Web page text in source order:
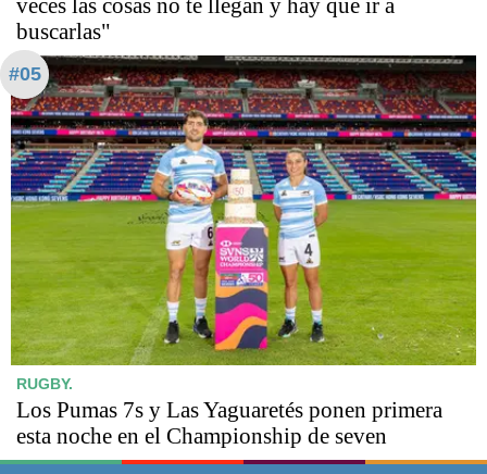
buscarlas"
#05
RUGBY.
Los Pumas 7s y Las Yaguaretés ponen primera
esta noche en el Championship de seven